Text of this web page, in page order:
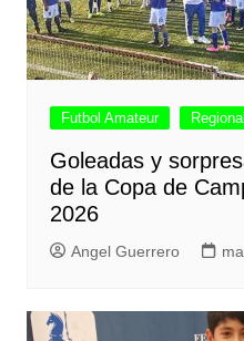
Futbol Amateur Regional
Goleadas y
de la Copa de
2026
Angel Guerrero